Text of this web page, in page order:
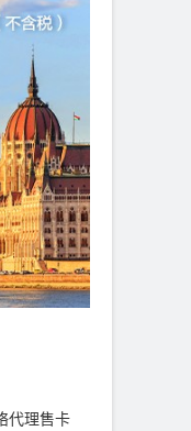
代理售卡